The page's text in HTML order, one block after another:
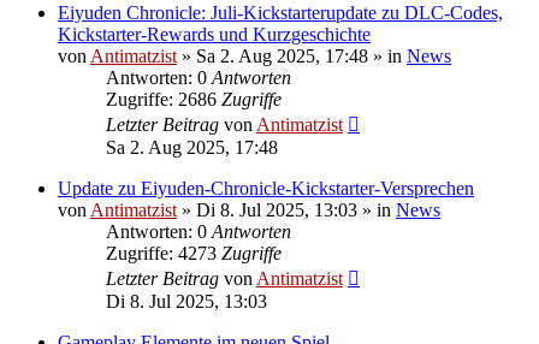
Eiyuden Chronicle: Juli-Kickstarterupdate zu DLC-Codes,
Kickstarter-Rewards und Kurzgeschichte
von Antimatzist » Sa 2. Aug 2025, 17:48 » in News
Antworten: 0 Antworten
Zugriffe: 2686 Zugriffe
Letzter Beitrag von Antimatzist
Sa 2. Aug 2025, 17:48
Update zu Eiyuden-Chronicle-Kickstarter-Versprechen
von Antimatzist » Di 8. Jul 2025, 13:03 » in News
Antworten: 0 Antworten
Zugriffe: 4273 Zugriffe
Letzter Beitrag von Antimatzist
Di 8. Jul 2025, 13:03